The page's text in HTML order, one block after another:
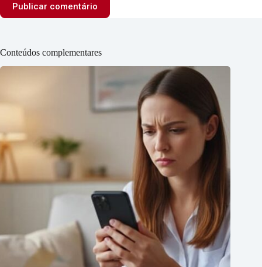
Publicar comentário
Conteúdos complementares